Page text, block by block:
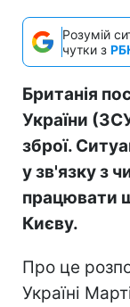
Розумій
чутки з
Британія
України
зброї.
у зв'язку з
працювати
Києву.
Про це
Україні